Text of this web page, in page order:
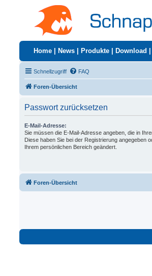
Home News Produkte Download
Schnellzugriff FAQ
Foren-Übersicht
Passwort zurücksetzen
E-Mail-Adresse:
Sie müssen die E-Mail-Adresse angeben, die in
Diese haben Sie bei der Registrierung angegeben
Ihrem persönlichen Bereich geändert.
Foren-Übersicht